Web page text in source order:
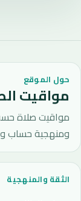
حول الموقع
مواقيت
مواقيت صلاة حسب
ومنهجية حساب
الثقة والمنهجية